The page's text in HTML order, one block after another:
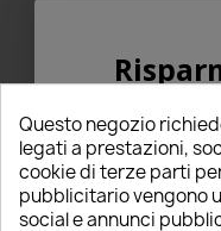
Questo negozio
legati a prestazioni,
cookie di terze parti
pubblicitario vengono
social e annunci
Inserisci la tua